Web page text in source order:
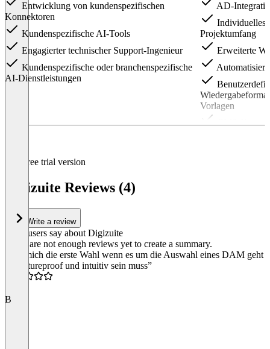
Entwicklung von kundenspezifischen
Konnektoren
Kundenspezifische AI-Tools
Engagierter technischer Support-Ingenieur
Kundenspezifische oder branchenspezifische
AI-Dienstleistungen
AD-
Individuelles
Projektumfang
Erweiterte
Vorlagen
CMS-
Engagierter
Free trial version
Digizuite Reviews (4)
Write a review
What users say about Digizuite
There are not enough reviews yet to create a summary.
“Für mich die erste Wahl wenn es um die Auswahl eines DAM geht
das futureproof und intuitiv sein muss”
B